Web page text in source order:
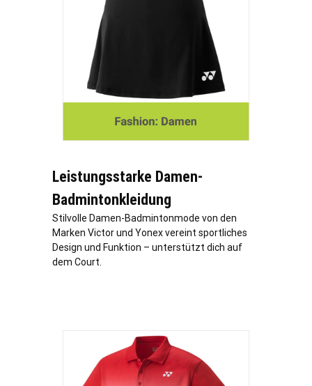
Leistungsstarke Damen-
Badmintonkleidung
Stilvolle Damen-Badmintonmode von den
Marken Victor und Yonex vereint sportliches
Design und Funktion – unterstützt dich auf
dem Court.